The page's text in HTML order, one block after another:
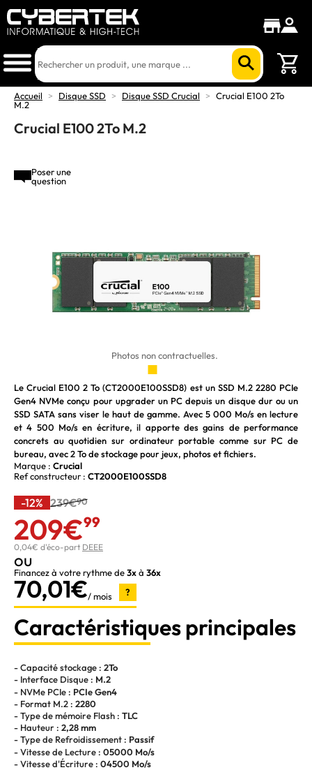
Accueil > Disque SSD > Disque SSD Crucial > Crucial E100 2To
M.2
Crucial E100 2To M.2
Poser une
question
Photos non contractuelles.
Le Crucial E100 2 To (CT2000E100SSD8) est un SSD M.2 2280 PCIe
Gen4 NVMe conçu pour upgrader un PC depuis un disque dur ou un
SSD SATA sans viser le haut de gamme. Avec 5 000 Mo/s en lecture
et 4 500 Mo/s en écriture, il apporte des gains de performance
concrets au quotidien sur ordinateur portable comme sur PC de
bureau, avec 2 To de stockage pour jeux, photos et fichiers.
Marque : Crucial
Ref constructeur : CT2000E100SSD8
-12% 239€90
209€99
0,04€ d'éco-part DEEE
ou
Financez à votre rythme de3xà 36x
70,01€/ mois ?
Caractéristiques principales
- Capacité stockage : 2To
- Interface Disque : M.2
- NVMe PCIe : PCIe Gen4
- Format M.2 : 2280
- Type de mémoire Flash : TLC
- Hauteur : 2,28 mm
- Type de Refroidissement : Passif
- Vitesse de Lecture : 05000 Mo/s
- Vitesse d'Écriture : 04500 Mo/s